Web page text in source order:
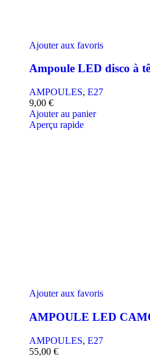
Ajouter aux favoris
Ampoule LED disco à
AMPOULES, E27
9,00 €
Ajouter au panier
Aperçu rapide
Ajouter aux favoris
AMPOULE LED
AMPOULES, E27
55,00 €